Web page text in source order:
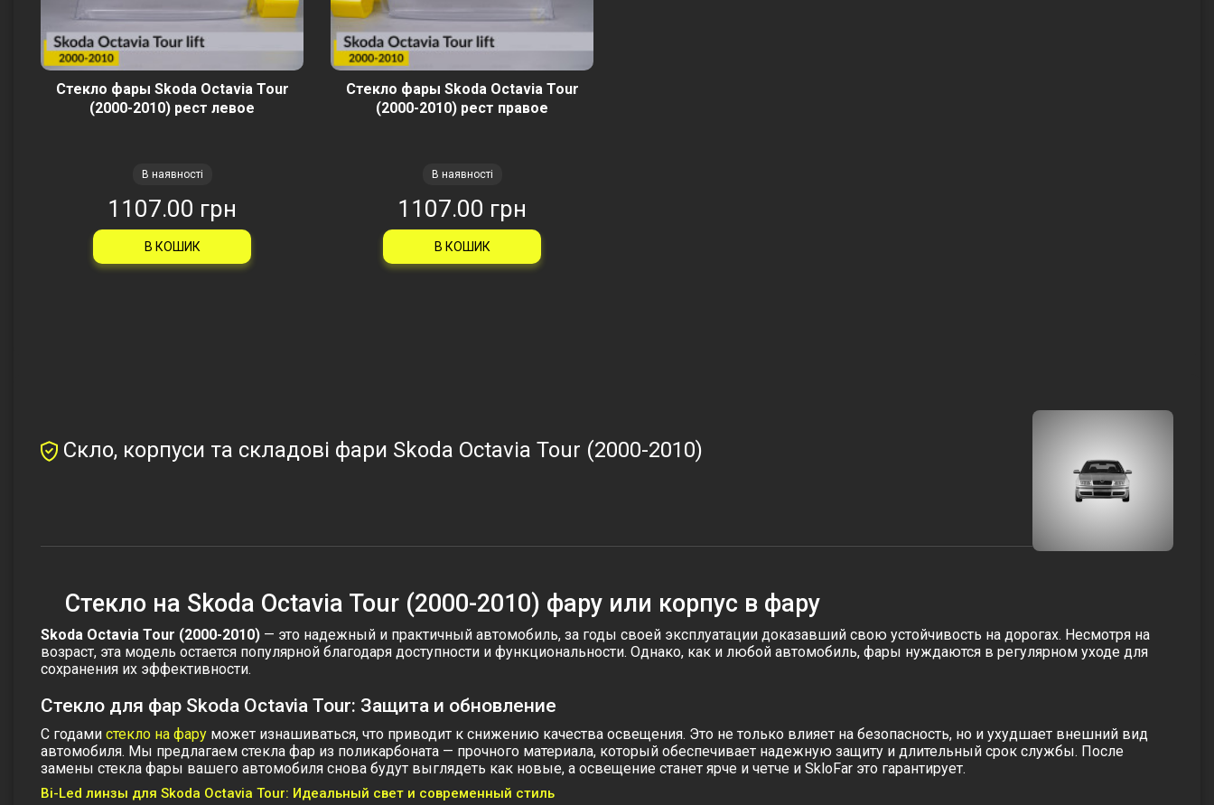
Стекло фары Skoda Octavia Tour
(2000-2010) рест левое
В наявності
1107.00 грн
В КОШИК
Стекло фары Skoda Octavia Tour
(2000-2010) рест правое
В наявності
1107.00 грн
В КОШИК
Скло, корпуси та складові фари Skoda Octavia Tour (2000-2010)
Стекло на Skoda Octavia Tour (2000-2010) фару или корпус в фару
Skoda Octavia Tour (2000-2010) — это надежный и практичный автомобиль, за годы своей эксплуатации доказавший свою устойчивость на дорогах. Несмотря на
возраст, эта модель остается популярной благодаря доступности и функциональности. Однако, как и любой автомобиль, фары нуждаются в регулярном уходе для
сохранения их эффективности.
Стекло для фар Skoda Octavia Tour: Защита и обновление
С годами стекло на фару может изнашиваться, что приводит к снижению качества освещения. Это не только влияет на безопасность, но и ухудшает внешний вид
автомобиля. Мы предлагаем стекла фар из поликарбоната — прочного материала, который обеспечивает надежную защиту и длительный срок службы. После
замены стекла фары вашего автомобиля снова будут выглядеть как новые, а освещение станет ярче и четче и SkloFar это гарантирует.
Bi-Led линзы для Skoda Octavia Tour: Идеальный свет и современный стиль